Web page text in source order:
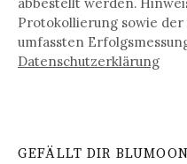
Protokollierung sowie
umfassten
Datenschutz­erklärung
GEFÄLLT DIR